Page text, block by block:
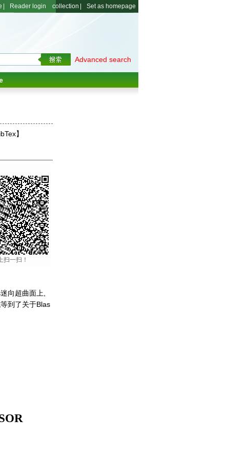
Reader login collection Set as homepage
Advanced search
】
扫一扫！
向超曲面上,
到了关于Blas